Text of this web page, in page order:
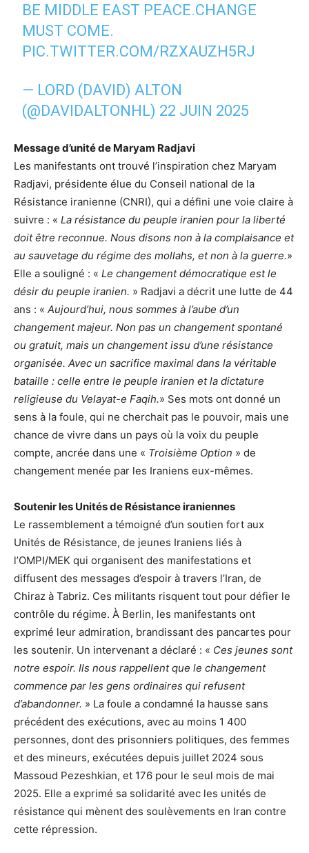
BE MIDDLE EAST PEACE.CHANGE
MUST COME.
PIC.TWITTER.COM/RZXAUZH5RJ
— LORD (DAVID) ALTON
(@DAVIDALTONHL) 22 JUIN 2025
Message d’unité de Maryam Radjavi
Les manifestants ont trouvé l’inspiration chez Maryam
Radjavi, présidente élue du Conseil national de la
Résistance iranienne (CNRI), qui a défini une voie claire à
suivre : « La résistance du peuple iranien pour la liberté
doit être reconnue. Nous disons non à la complaisance et
au sauvetage du régime des mollahs, et non à la guerre.»
Elle a souligné : « Le changement démocratique est le
désir du peuple iranien. » Radjavi a décrit une lutte de 44
ans : « Aujourd’hui, nous sommes à l’aube d’un
changement majeur. Non pas un changement spontané
ou gratuit, mais un changement issu d’une résistance
organisée. Avec un sacrifice maximal dans la véritable
bataille : celle entre le peuple iranien et la dictature
religieuse du Velayat-e Faqih.» Ses mots ont donné un
sens à la foule, qui ne cherchait pas le pouvoir, mais une
chance de vivre dans un pays où la voix du peuple
compte, ancrée dans une « Troisième Option » de
changement menée par les Iraniens eux-mêmes.
Soutenir les Unités de Résistance iraniennes
Le rassemblement a témoigné d’un soutien fort aux
Unités de Résistance, de jeunes Iraniens liés à
l’OMPI/MEK qui organisent des manifestations et
diffusent des messages d’espoir à travers l’Iran, de
Chiraz à Tabriz. Ces militants risquent tout pour défier le
contrôle du régime. À Berlin, les manifestants ont
exprimé leur admiration, brandissant des pancartes pour
les soutenir. Un intervenant a déclaré : « Ces jeunes sont
notre espoir. Ils nous rappellent que le changement
commence par les gens ordinaires qui refusent
d’abandonner. » La foule a condamné la hausse sans
précédent des exécutions, avec au moins 1 400
personnes, dont des prisonniers politiques, des femmes
et des mineurs, exécutées depuis juillet 2024 sous
Massoud Pezeshkian, et 176 pour le seul mois de mai
2025. Elle a exprimé sa solidarité avec les unités de
résistance qui mènent des soulèvements en Iran contre
cette répression.